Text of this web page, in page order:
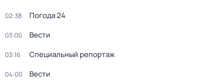
02:38 Погода 24
03:00 Вести
03:16 Специальный репортаж
04:00 Вести